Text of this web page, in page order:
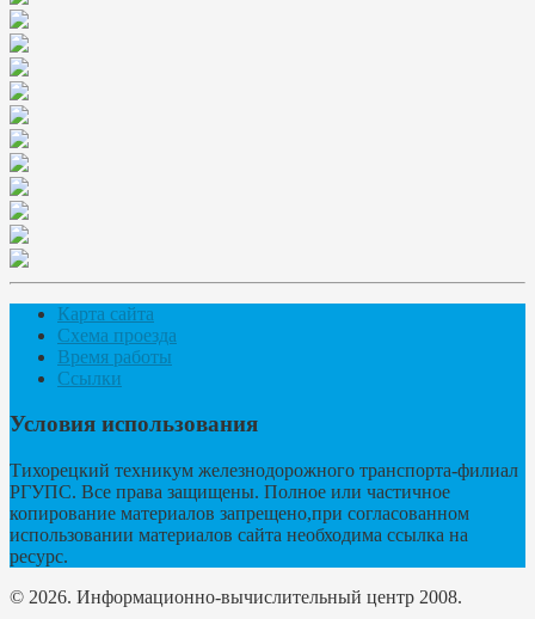
Карта сайта
Схема проезда
Время работы
Ссылки
Условия использования
Тихорецкий техникум железнодорожного транспорта-филиал
РГУПС. Все права защищены. Полное или частичное
копирование материалов запрещено,при согласованном
использовании материалов сайта необходима ссылка на
ресурс.
© 2026. Информационно-вычислительный центр 2008.